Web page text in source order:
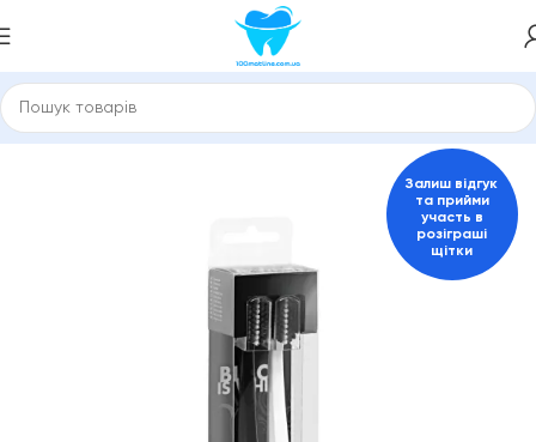
Зубні щітки та міжзубні йоржики Зубні щітки Curaprox
Залиш відгук
та прийми
участь в
розіграші
щітки